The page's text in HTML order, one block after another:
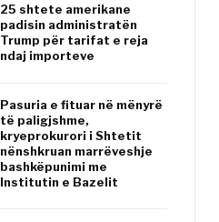
25 shtete amerikane
padisin administratën
Trump për tarifat e reja
ndaj importeve
Pasuria e fituar në mënyrë
të paligjshme,
kryeprokurori i Shtetit
nënshkruan marrëveshje
bashkëpunimi me
Institutin e Bazelit